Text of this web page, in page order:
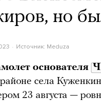
но
Источник: Meduza
основателя
села
23 августа —